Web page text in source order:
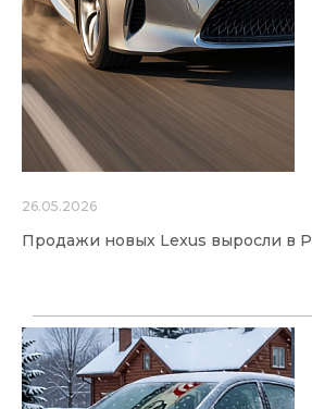
26.05.2026
Продажи новых Lexus выросли в